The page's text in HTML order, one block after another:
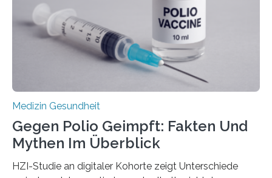
Universitätsklinikum Tübingen haben eine solche
Schwachstelle im Erbgut einer Untergruppe des
Medulloblastoms gefunden. Die Wilhelm Sander-
Stiftung unterstützte das Projekt…
Medizin Gesundheit
Gegen Polio Geimpft: Fakten Und
Mythen Im Überblick
HZI-Studie an digitaler Kohorte zeigt Unterschiede